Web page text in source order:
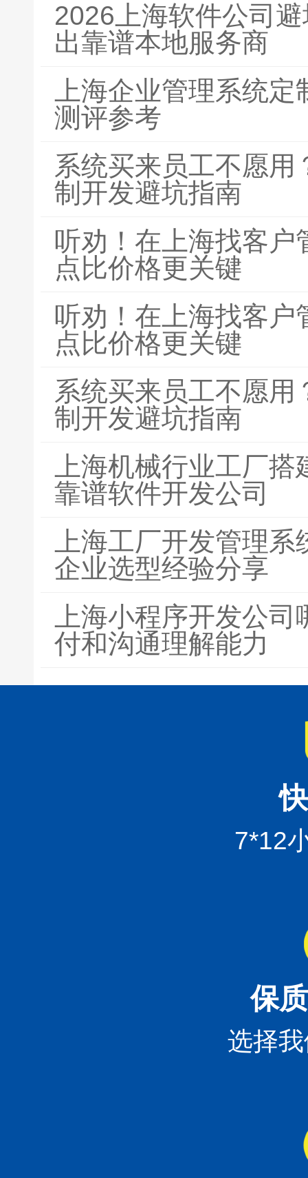
2026上海软件公司
出靠谱本地服务商
上海企业管理系统
测评参考
系统买来员工不愿
制开发避坑指南
听劝！在上海找客户
点比价格更关键
听劝！在上海找客户
点比价格更关键
系统买来员工不愿
制开发避坑指南
上海机械行业工厂
靠谱软件开发公司
上海工厂开发管理
企业选型经验分享
上海小程序开发公
付和沟通理解能力
7*12
保
选择